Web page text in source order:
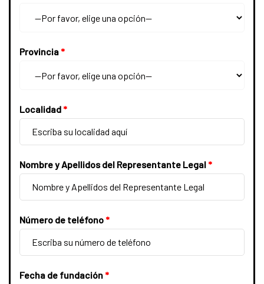
Provincia *
Localidad *
Nombre y Apellidos del Representante Legal *
Número de teléfono *
Fecha de fundación *